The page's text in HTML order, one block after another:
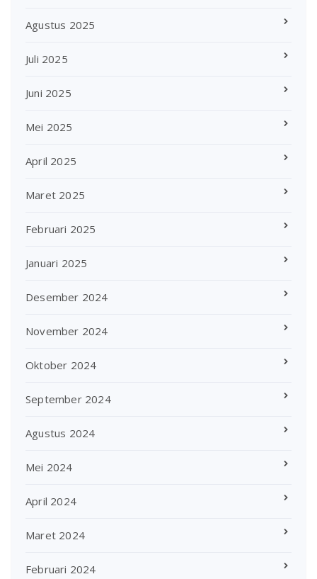
Agustus 2025
Juli 2025
Juni 2025
Mei 2025
April 2025
Maret 2025
Februari 2025
Januari 2025
Desember 2024
November 2024
Oktober 2024
September 2024
Agustus 2024
Mei 2024
April 2024
Maret 2024
Februari 2024